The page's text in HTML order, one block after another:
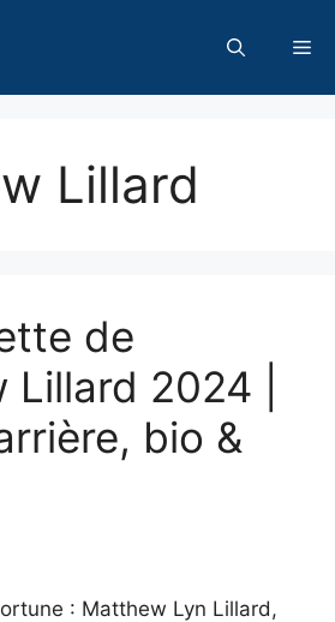
Lillard
de
2024 |
bio &
: Matthew Lyn Lillard,